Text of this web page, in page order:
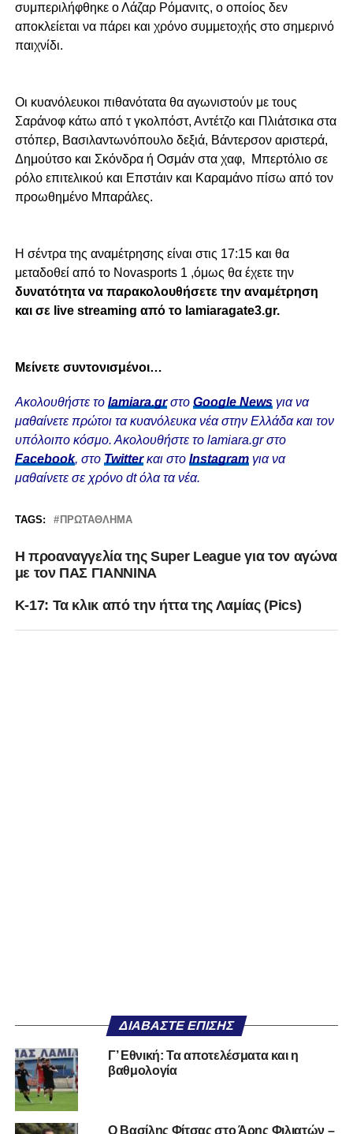
συμπεριλήφθηκε ο Λάζαρ Ρόμανιτς, ο οποίος δεν
αποκλείεται να πάρει και χρόνο συμμετοχής στο σημερινό
παιχνίδι.
Οι κυανόλευκοι πιθανότατα θα αγωνιστούν με τους
Σαράνοφ κάτω από τ γκολπόστ, Αντέτζο και Πλιάτσικα στα
στόπερ, Βασιλαντωνόπουλο δεξιά, Βάντερσον αριστερά,
Δημούτσο και Σκόνδρα ή Οσμάν στα χαφ, Μπερτόλιο σε
ρόλο επιτελικού και Επστάιν και Καραμάνο πίσω από τον
προωθημένο Μπαράλες.
Η σέντρα της αναμέτρησης είναι στις 17:15 και θα
μεταδοθεί από το Νοvasports 1 ,όμως θα έχετε την
δυνατότητα να παρακολουθήσετε την αναμέτρηση
και σε live streaming από το lamiaragate3.gr.
Μείνετε συντονισμένοι…
Ακολουθήστε το lamiara.grστο Google Newsγια να
μαθαίνετε πρώτοι τα κυανόλευκα νέα στην Ελλάδα και τον
υπόλοιπο κόσμο. Ακολουθήστε το lamiara.gr στο
Facebook, στο Twitterκαι στο Instagram για να
μαθαίνετε σε χρόνο dt όλα τα νέα.
TAGS: ΠΡΩΤΆΘΛΗΜΑ
Η προαναγγελία της Super League για τον αγώνα
με τον ΠΑΣ ΓΙΑΝΝΙΝΑ
Κ-17: Τα κλικ από την ήττα της Λαμίας (Pics)
ΔΙΑΒΆΣΤΕ ΕΠΊΣΗΣ
Γ’ Εθνική: Τα αποτελέσματα και η
βαθμολογία
Ο Βασίλης Φίτσας στο Άρης Φιλιατών –